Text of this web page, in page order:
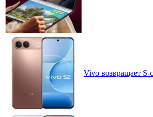
Vivo возвращает